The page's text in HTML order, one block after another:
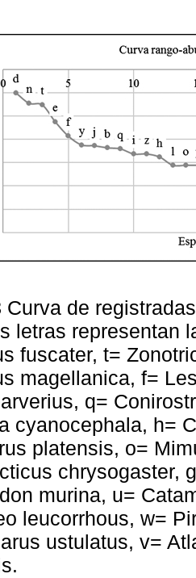
Curva de
letras representan
fuscater, t=
magellanica, f=
q=
cyanocephala, h=
platensis, o=
chrysogaster,
murina, u=
leucorrhous, w=
ustulatus, v=